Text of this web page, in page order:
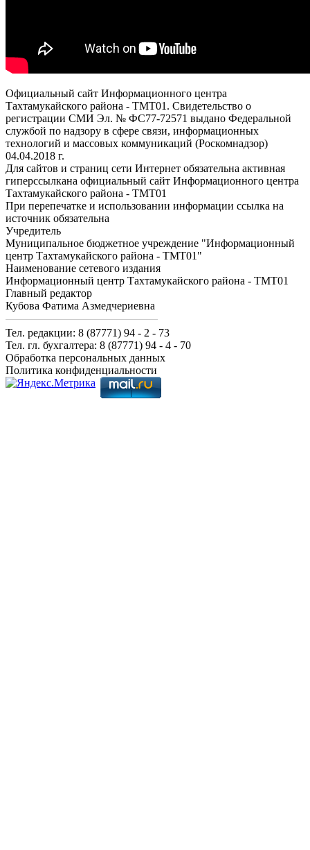
Официальный сайт Информационного центра
Тахтамукайского района - ТМТ01. Свидетельство о
регистрации СМИ Эл. № ФС77-72571 выдано Федеральной
службой по надзору в сфере связи, информационных
технологий и массовых коммуникаций (Роскомнадзор)
04.04.2018 г.
Для сайтов и страниц сети Интернет обязательна активная
гиперссылкана официальный сайт Информационного центра
Тахтамукайского района - ТМТ01
При перепечатке и использовании информации ссылка на
источник обязательна
Учредитель
Муниципальное бюджетное учреждение "Информационный
центр Тахтамукайского района - ТМТ01"
Наименование сетевого издания
Информационный центр Тахтамукайского района - ТМТ01
Главный редактор
Кубова Фатима Азмедчериевна
Тел. редакции: 8 (87771) 94 - 2 - 73
Тел. гл. бухгалтера: 8 (87771) 94 - 4 - 70
Обработка персональных данных
Политика конфиденциальности